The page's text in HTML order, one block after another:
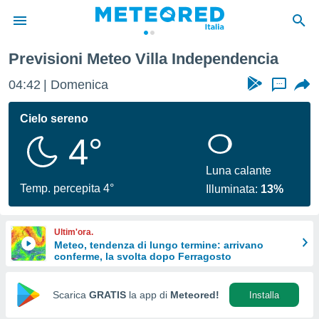
di
per
le
di
Web
Previsioni Meteo Villa Independencia
04:42 Domenica ...
Cielo sereno
4°
Temp. percepita 4°
Luna calante
Illuminata: 13%
Ultim'ora.
Meteo, tendenza di lungo termine: arrivano
conferme, la svolta dopo Ferragosto
Scarica GRATIS la app di Meteored! Installa